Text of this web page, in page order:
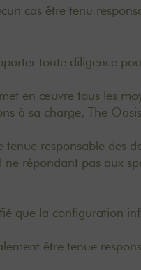
cas être tenu
toute diligence
en œuvre tous les
à sa charge, The
responsable des
ne répondant pas aux
que la configuration
être tenue